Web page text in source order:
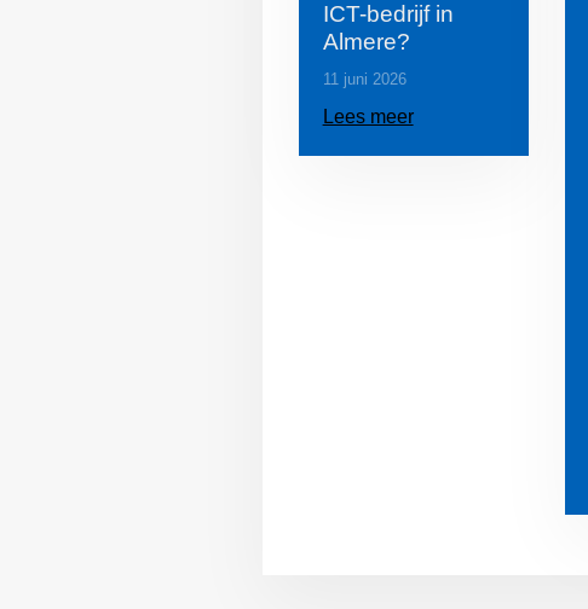
ICT-bedrijf in
Almere?
11 juni 2026
Lees meer